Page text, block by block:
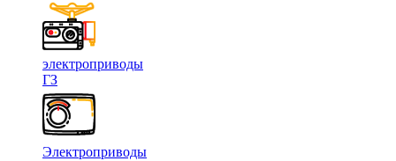
электроприводы
ГЗ
Электроприводы